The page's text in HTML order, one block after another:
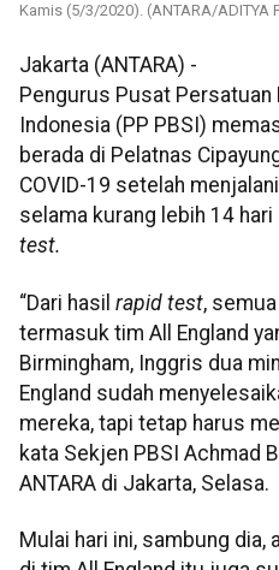
Kamis (5/3/2020). (ANTARA/ADITYA
Jakarta (ANTARA) -
Pengurus Pusat Persatuan
Indonesia (PP PBSI)
berada di Pelatnas
COVID-19 setelah
selama kurang lebih 14
test.
“Dari hasil rapid test,
termasuk tim All England
Birmingham, Inggris dua
England sudah
mereka, tapi tetap harus
kata Sekjen PBSI Achmad
ANTARA di Jakarta, Selasa.
Mulai hari ini, sambung